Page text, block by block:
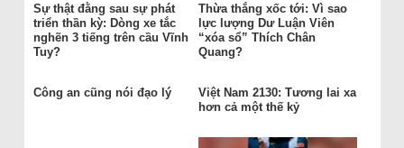
Sự thật đằng sau sự phát
triển thần kỳ: Dòng xe tắc
nghẽn 3 tiếng trên cầu Vĩnh
Tuy?
Thừa thắng xốc tới: Vì sao
lực lượng Dư Luận Viên
“xóa sổ” Thích Chân
Quang?
Công an cũng nói đạo lý
Việt Nam 2130: Tương lai xa
hơn cả một thế kỷ